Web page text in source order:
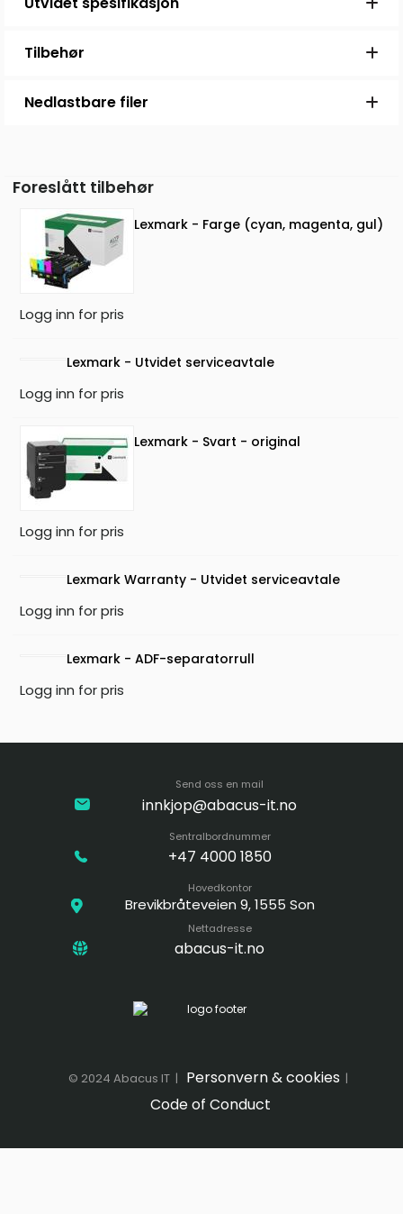
Tilbehør
Nedlastbare filer
Foreslått tilbehør
Lexmark - Farge (cyan, magenta, gul)
Logg inn for pris
Lexmark - Utvidet serviceavtale
Logg inn for pris
Lexmark - Svart - original
Logg inn for pris
Lexmark Warranty - Utvidet serviceavtale
Logg inn for pris
Lexmark - ADF-separatorrull
Logg inn for pris
Send oss en mail
innkjop@abacus-it.no
Sentralbordnummer
+47 4000 1850
Hovedkontor
Brevikbråteveien 9, 1555 Son
Nettadresse
abacus-it.no
© 2024 Abacus IT | Personvern & cookies |
Code of Conduct